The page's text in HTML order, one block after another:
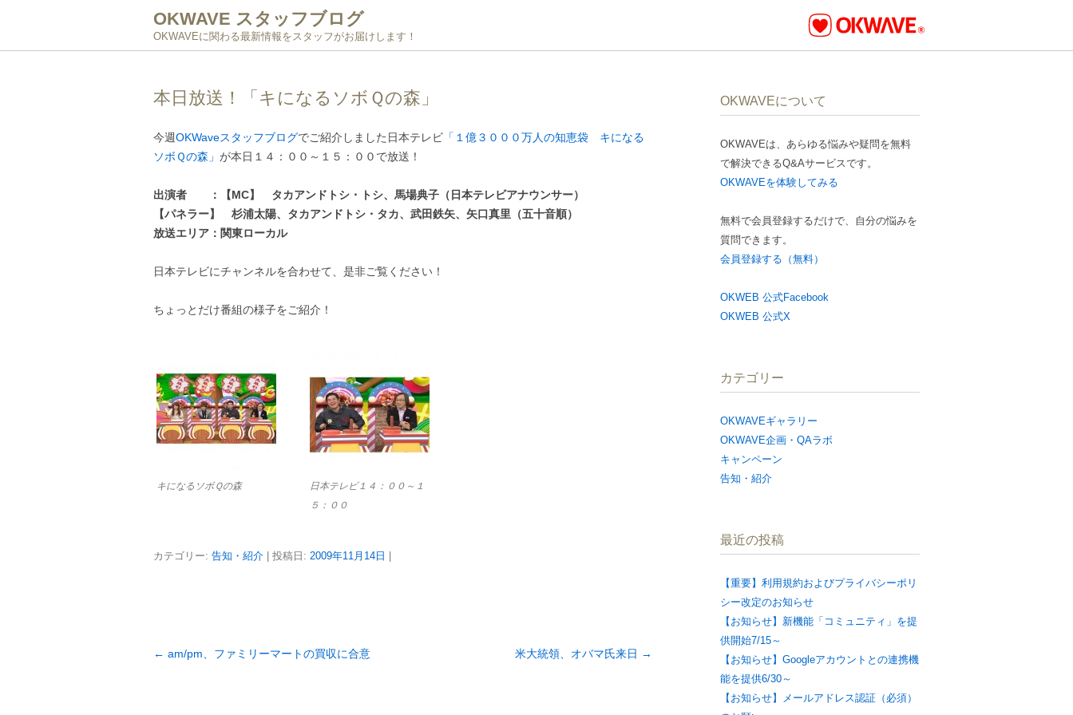
OKWAVE スタッフブログ
OKWAVEに関わる最新情報をスタッフがお届けします！
本日放送！「キになるソボＱの森」
今週OKWaveスタッフブログでご紹介しました日本テレビ 「１億３０００万人の知恵袋 キになる
ソボＱの森」 が本日１４：００～１５：００で放送！
出演者 ：【MC】 タカアンドトシ・トシ、馬場典子（日本テレビアナウンサー）
【パネラー】 杉浦太陽、タカアンドトシ・タカ、武田鉄矢、矢口真里（五十音順）
放送エリア：関東ローカル
日本テレビにチャンネルを合わせて、是非ご覧ください！
ちょっとだけ番組の様子をご紹介！
キになるソボＱの森
日本テレビ１４：００～１
５：００
カテゴリー: 告知・紹介 | 投稿日: 2009年11月14日
投
← am/pm、ファミリーマートの買収に合意 米大統領、オバマ氏来日 →
OKWAVEについて
OKWAVEは、あらゆる悩みや疑問を無料
で解決できるQ&Aサービスです。
OKWAVEを体験してみる
無料で会員登録するだけで、自分の悩みを
質問できます。
会員登録する（無料）
OKWEB 公式Facebook
OKWEB 公式X
カテゴリー
OKWAVEギャラリー
OKWAVE企画・QAラボ
キャンペーン
告知・紹介
最近の投稿
【重要】利用規約およびプライバシーポリ
シー改定のお知らせ
【お知らせ】新機能「コミュニティ」を提
供開始7/15～
【お知らせ】Googleアカウントとの連携機
能を提供6/30～
【お知らせ】メールアドレス認証（必須）